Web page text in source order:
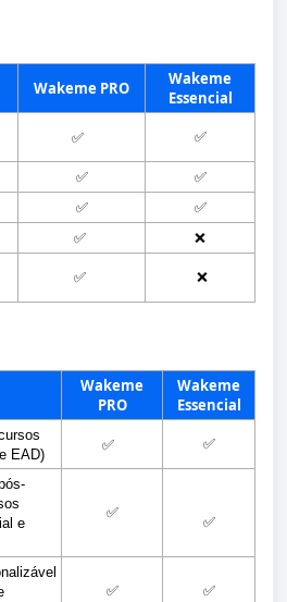
Wakeme PRO
Wakeme
Essencial
✅ ✅
✅
✅
✅
✅
✅
❌
✅ ❌
Wakeme
PRO
Wakeme
Essencial
EAD)
✅ ✅
e
✅
✅
✅ ✅